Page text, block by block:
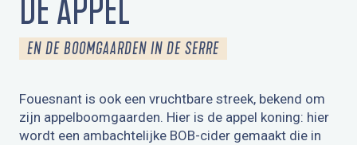
DE APPEL
EN DE BOOMGAARDEN IN DE SERRE
Fouesnant is ook een vruchtbare streek, bekend om
zijn appelboomgaarden. Hier is de appel koning: hier
wordt een ambachtelijke BOB-cider gemaakt die in